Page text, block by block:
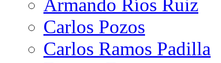
Armando Ríos Ruiz
Carlos Pozos
Carlos Ramos Padilla